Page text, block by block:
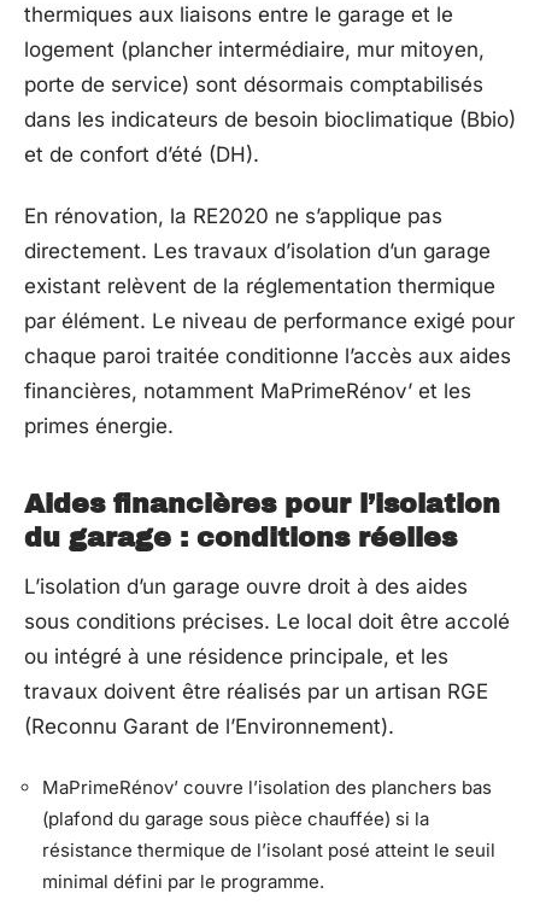
thermiques aux liaisons entre le garage et le
logement (plancher intermédiaire, mur mitoyen,
porte de service) sont désormais comptabilisés
dans les indicateurs de besoin bioclimatique (Bbio)
et de confort d’été (DH).
En rénovation, la RE2020 ne s’applique pas
directement. Les travaux d’isolation d’un garage
existant relèvent de la réglementation thermique
par élément. Le niveau de performance exigé pour
chaque paroi traitée conditionne l’accès aux aides
financières, notamment MaPrimeRénov’ et les
primes énergie.
Aides financières pour l’isolation
du garage : conditions réelles
L’isolation d’un garage ouvre droit à des aides
sous conditions précises. Le local doit être accolé
ou intégré à une résidence principale, et les
travaux doivent être réalisés par un artisan RGE
(Reconnu Garant de l’Environnement).
MaPrimeRénov’ couvre l’isolation des planchers bas
(plafond du garage sous pièce chauffée) si la
résistance thermique de l’isolant posé atteint le seuil
minimal défini par le programme.